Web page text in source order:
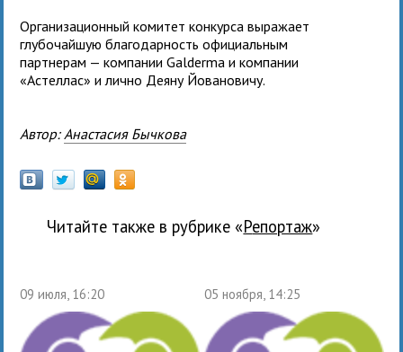
Организационный комитет конкурса выражает
глубочайшую благодарность официальным
партнерам — компании Galderma и компании
«Астеллас» и лично Деяну Йовановичу.
Автор: Анастасия Бычкова
Читайте также в рубрике « Репортаж»
09 июля, 16:20 05 ноября, 14:25